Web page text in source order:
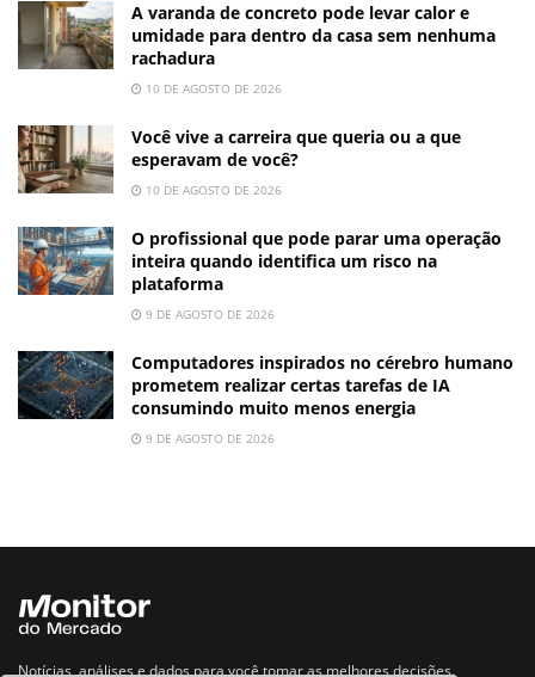
A varanda de concreto pode levar calor e
umidade para dentro da casa sem nenhuma
rachadura
10 DE AGOSTO DE 2026
Você vive a carreira que queria ou a que
esperavam de você?
10 DE AGOSTO DE 2026
O profissional que pode parar uma operação
inteira quando identifica um risco na
plataforma
9 DE AGOSTO DE 2026
Computadores inspirados no cérebro humano
prometem realizar certas tarefas de IA
consumindo muito menos energia
9 DE AGOSTO DE 2026
Notícias, análises e dados para você tomar as melhores decisões.